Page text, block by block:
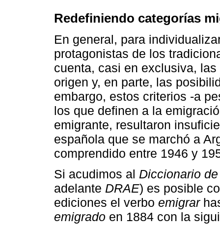
Redefiniendo categorías
En general, para
protagonistas de los
cuenta, casi en exclusiva,
origen y, en parte, las
embargo, estos criterios -a
los que definen a la
emigrante, resultaron
española que se marchó a
comprendido entre 1946 y
Si acudimos al Diccionario
adelante DRAE) es posible
ediciones el verbo emigrar
emigrado en 1884 con la